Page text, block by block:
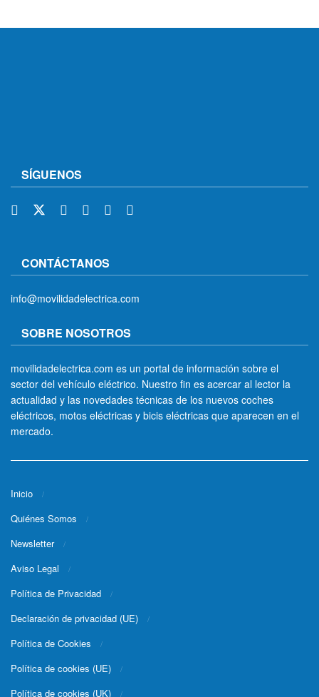
SÍGUENOS
CONTÁCTANOS
info@movilidadelectrica.com
SOBRE NOSOTROS
movilidadelectrica.com es un portal de información sobre el
sector del vehículo eléctrico. Nuestro fin es acercar al lector la
actualidad y las novedades técnicas de los nuevos coches
eléctricos, motos eléctricas y bicis eléctricas que aparecen en el
mercado.
Inicio
Quiénes Somos
Newsletter
Aviso Legal
Política de Privacidad
Declaración de privacidad (UE)
Política de Cookies
Política de cookies (UE)
Política de cookies (UK)